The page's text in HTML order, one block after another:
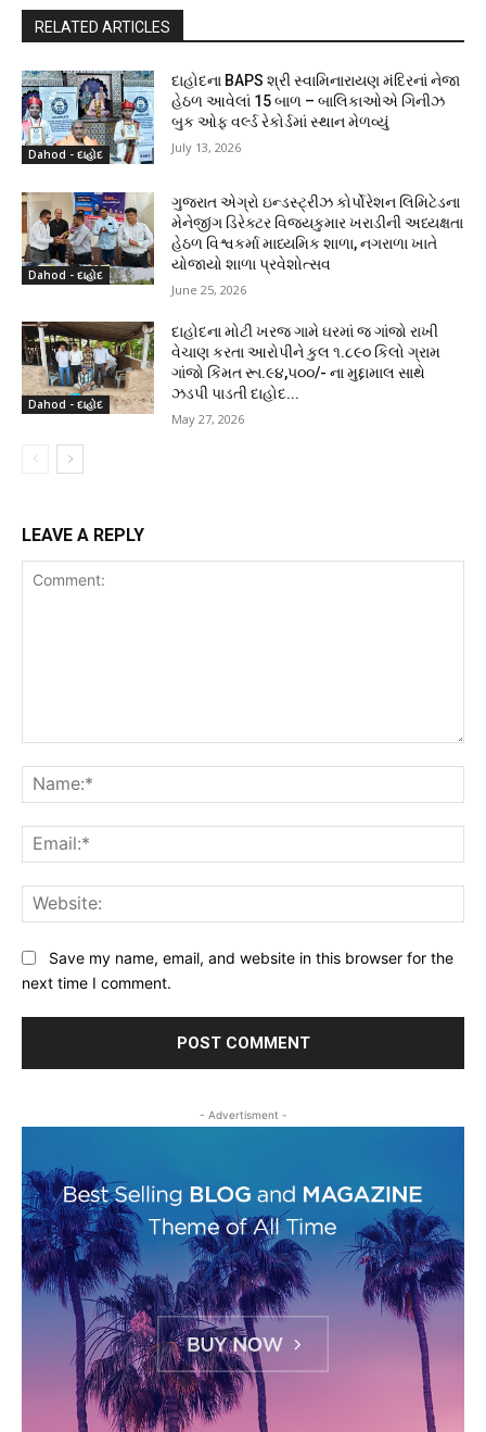
RELATED ARTICLES
Dahod - દાહોદ
દાહોદના BAPS શ્રી સ્વામિનારાયણ મંદિરનાં નેજા
હેઠળ આવેલાં 15 બાળ – બાલિકાઓએ ગિનીઝ
બુક ઓફ વર્લ્ડ રેકોર્ડમાં સ્થાન મેળવ્યું
July 13, 2026
Dahod - દાહોદ
ગુજરાત એગ્રો ઇન્ડસ્ટ્રીઝ કોર્પોરેશન લિમિટેડના
મેનેજીંગ ડિરેક્ટર વિજયકુમાર ખરાડીની અધ્યક્ષતા
હેઠળ વિશ્વકર્મા માધ્યમિક શાળા, નગરાળા ખાતે
યોજાયો શાળા પ્રવેશોત્સવ
June 25, 2026
Dahod - દાહોદ
દાહોદના મોટી ખરજ ગામે ઘરમાં જ ગાંજો રાખી
વેચાણ કરતા આરોપીને કુલ ૧.૮૯૦ કિલો ગ્રામ
ગાંજો કિંમત રૂા.૯૪,૫૦૦/- ના મુદ્દામાલ સાથે
ઝડપી પાડતી દાહોદ...
May 27, 2026
LEAVE A REPLY
Save my name, email, and website in this browser for the
next time I comment.
- Advertisment -